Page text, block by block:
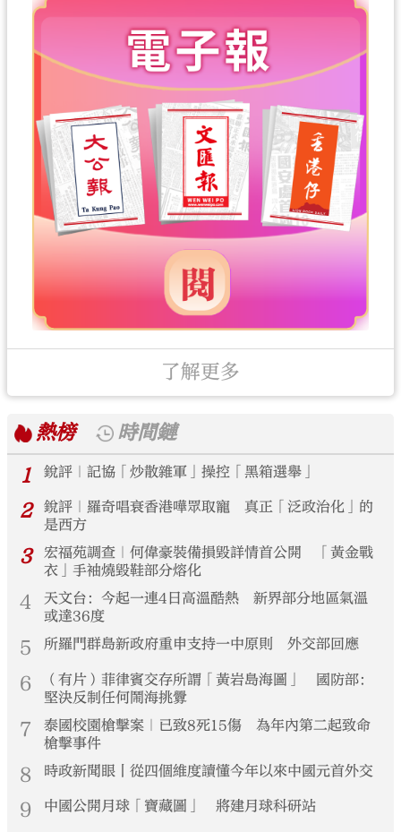
了解更多
熱榜
時間鏈
1
銳評｜記協「炒散雜軍」操控「黑箱選舉」
2
銳評｜羅奇唱衰香港嘩眾取寵 真正「泛政治化」的
是西方
3
宏福苑調查｜何偉豪裝備損毀詳情首公開 「黃金戰
衣」手袖燒毀鞋部分熔化
4
天文台：今起一連4日高溫酷熱 新界部分地區氣溫
或達36度
5 所羅門群島新政府重申支持一中原則 外交部回應
6
（有片）菲律賓交存所謂「黃岩島海圖」 國防部：
堅決反制任何鬧海挑釁
7
泰國校園槍擊案｜已致8死15傷 為年內第二起致命
槍擊事件
8 時政新聞眼丨從四個維度讀懂今年以來中國元首外交
9 中國公開月球「寶藏圖」 將建月球科研站